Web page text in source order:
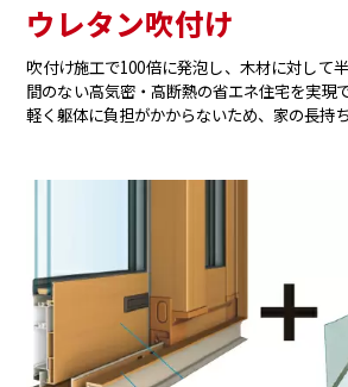
ウレタン吹付け
吹付け施工で100倍に発泡し、木材に対して
間のない高気密・高断熱の省エネ住宅を実現
軽く躯体に負担がかからないため、家の長持